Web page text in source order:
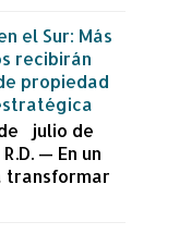
el Sur: Más
recibirán
propiedad
de julio de
— En un
transformar